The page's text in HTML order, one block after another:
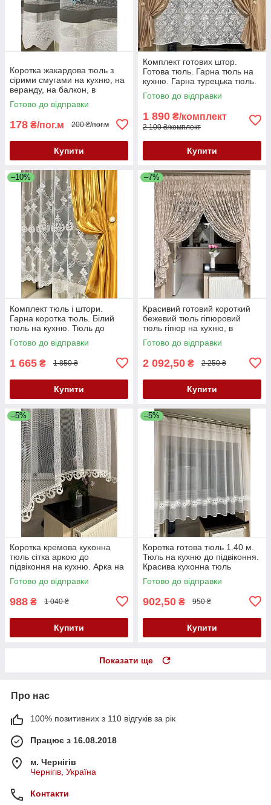
Коротка жакардова тюль з
сірими смугами на кухню, на
веранду, на балкон, в
коридор. Короткий тюль
жакард. Тюль висота 2 м
Готово до відправки
178 ₴/пог.м 200 ₴/пог.м
Купити
Комплект готових штор.
Готова тюль. Гарна тюль на
кухню. Гарна турецька тюль.
Готово до відправки
1 890 ₴/комплект
2 100 ₴/комплект
Купити
–10%
Комплект тюль і штори.
Гарна коротка тюль. Білий
тюль на кухню. Тюль до
підвіконня. Штори в кухню
Готово до відправки
1 665 ₴ 1 850 ₴
Купити
–7%
Красивий готовий короткий
бежевий тюль гіпюровий
тюль гіпюр на кухню, в
дитячу, в спальню до
підвіконня
Готово до відправки
2 092,50 ₴ 2 250 ₴
Купити
–5%
Коротка кремова кухонна
тюль сітка аркою до
підвіконня на кухню. Арка на
кухню
Готово до відправки
988 ₴ 1 040 ₴
Купити
–5%
Коротка готова тюль 1.40 м.
Тюль на кухню до підвіконня.
Красива кухонна тюль
Готово до відправки
902,50 ₴ 950 ₴
Купити
Показати ще
Про нас
100% позитивних з 110 відгуків за рік
Працює з 16.08.2018
м. Чернігів
Чернігів, Україна
Контакти